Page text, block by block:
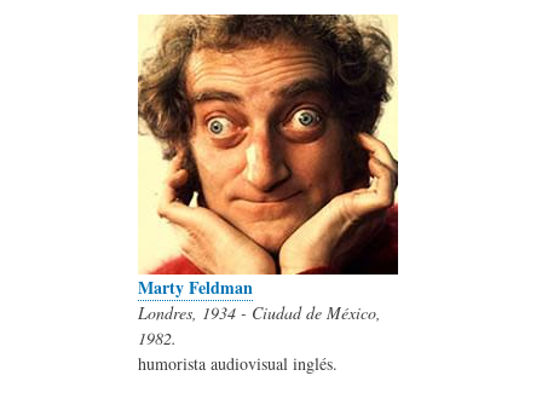
Marty Feldman
Londres, 1934 - Ciudad de México,
1982.
humorista audiovisual inglés.